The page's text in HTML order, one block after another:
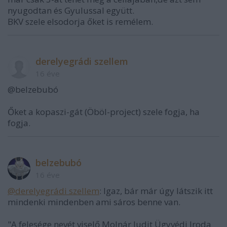
nyugodtan és Gyulussal együtt.
BKV szele elsodorja őket is remélem.
derelyegrádi szellem
@belzebubó
Őket a kopaszi-gát (Öböl-project) szele fogja, ha
fogja.
belzebubó
@derelyegrádi szellem: Igaz, bár már úgy látszik itt
mindenki mindenben ami sáros benne van.
"A felesége nevét viselő Molnár Judit Ügyvédi Iroda